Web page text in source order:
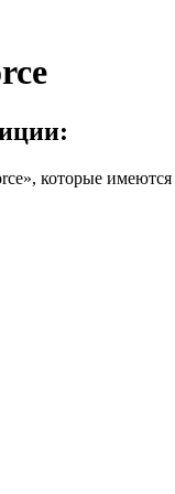
которые имеются